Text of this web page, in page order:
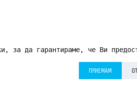
за да гарантираме, че Ви
ПРИЕМАМ